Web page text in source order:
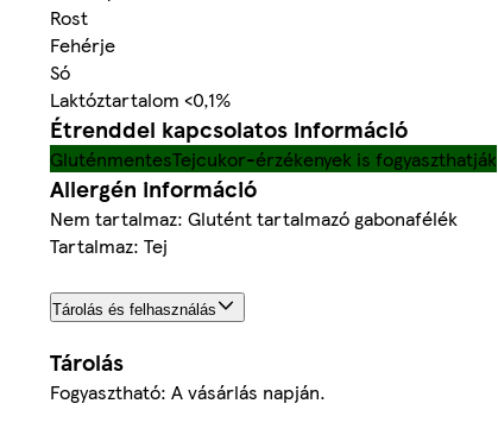
Rost
Fehérje
Só
Laktóztartalom <0,1%
Étrenddel kapcsolatos információ
GluténmentesTejcukor-érzékenyek is fogyaszthatják
Allergén információ
Nem tartalmaz: Glutént tartalmazó gabonafélék
Tartalmaz: Tej
Tárolás és felhasználás
Tárolás
Fogyasztható: A vásárlás napján.